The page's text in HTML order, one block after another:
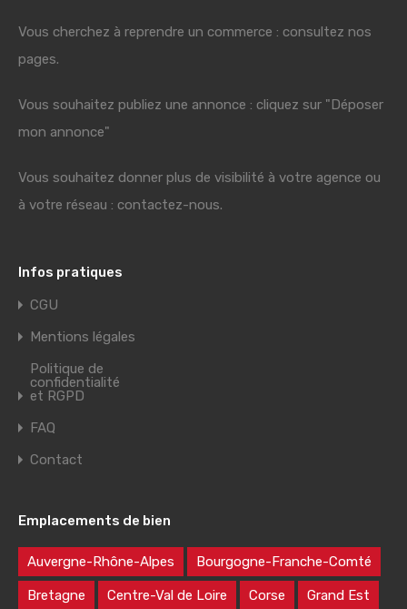
Vous cherchez à reprendre un commerce : consultez nos
pages.
Vous souhaitez publiez une annonce : cliquez sur "Déposer
mon annonce"
Vous souhaitez donner plus de visibilité à votre agence ou
à votre réseau : contactez-nous.
Infos pratiques
CGU
Mentions légales
Politique de
confidentialité
et RGPD
FAQ
Contact
Emplacements de bien
Auvergne-Rhône-Alpes Bourgogne-Franche-Comté
Bretagne Centre-Val de Loire Corse Grand Est